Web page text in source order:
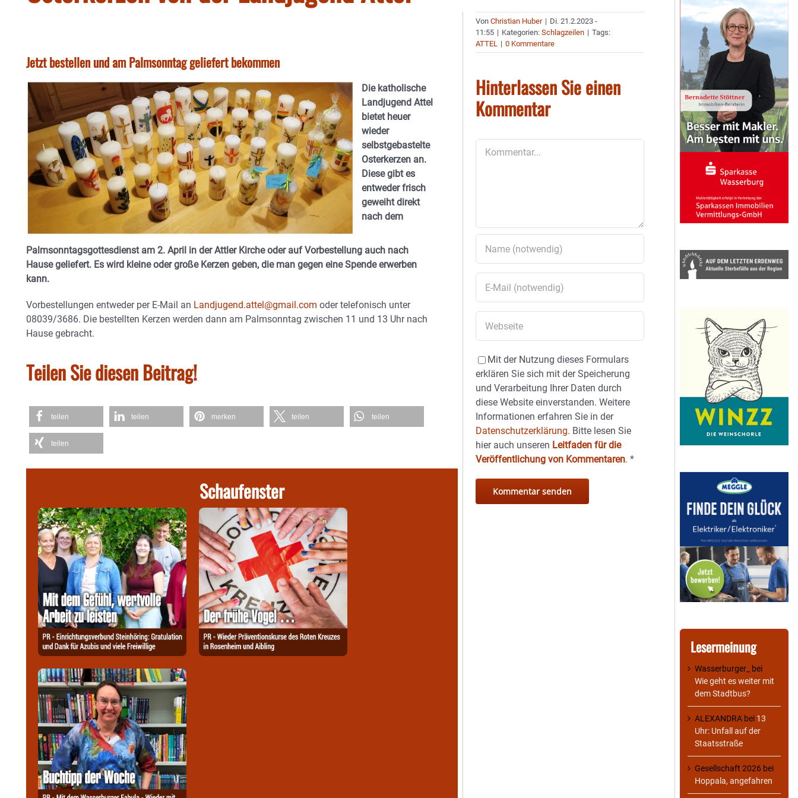
Jetzt bestellen und am Palmsonntag geliefert bekommen
Die katholische
Landjugend Attel
bietet heuer
wieder
selbstgebastelte
Osterkerzen an.
Diese gibt es
entweder frisch
geweiht direkt
nach dem
Palmsonntagsgottesdienst am 2. April in der Attler Kirche oder auf Vorbestellung auch nach
Hause geliefert. Es wird kleine oder große Kerzen geben, die man gegen eine Spende erwerben
kann.
Vorbestellungen entweder per E-Mail an Landjugend.attel@gmail.com oder telefonisch unter
08039/3686. Die bestellten Kerzen werden dann am Palmsonntag zwischen 11 und 13 Uhr nach
Hause gebracht.
Teilen Sie diesen Beitrag!
teilen teilen merken teilen teilen
teilen
Schaufenster
VonChristian Huber | Di. 21.2.2023 -
11:55 | Kategorien:Schlagzeilen | Tags:
ATTEL | 0 Kommentare
Hinterlassen Sie einen
Kommentar
Mit der Nutzung dieses Formulars
erklären Sie sich mit der Speicherung
und Verarbeitung Ihrer Daten durch
diese Website einverstanden. Weitere
Informationen erfahren Sie in der
Datenschutzerklärung. Bitte lesen Sie
hier auch unseren Leitfaden für die
Veröffentlichung von Kommentaren.*
Lesermeinung
Wasserburger_
bei
Wie geht es weiter mit
dem Stadtbus?
ALEXANDRA bei 13
Uhr: Unfall auf der
Staatsstraße
Gesellschaft 2026 bei
Hoppala, angefahren